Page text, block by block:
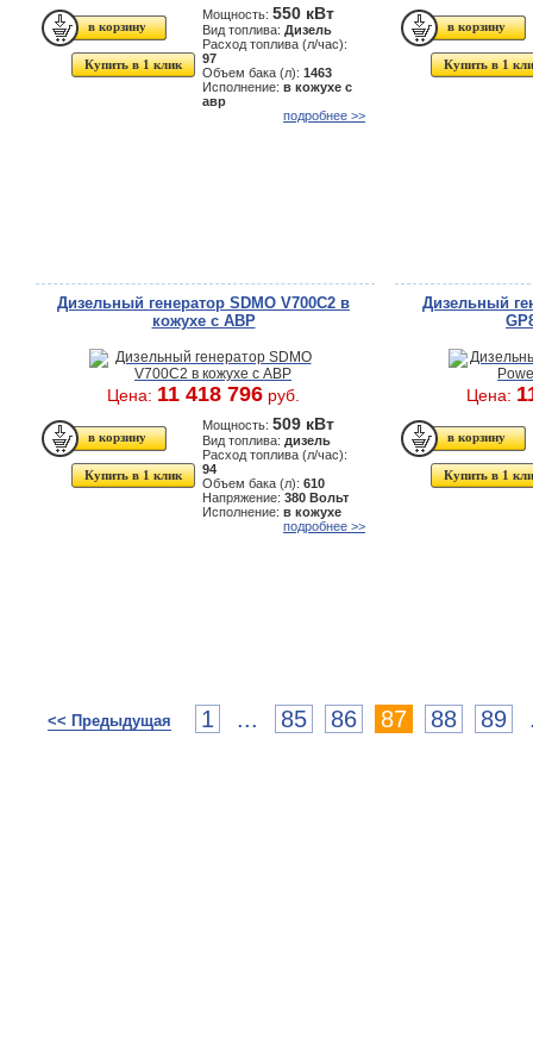
Купить в 1 клик
Мощность: 550 кВт
Вид топлива: Дизель
Расход топлива (л/час):
97
Объем бака (л): 1463
Исполнение: в кожухе с
авр
подробнее >>
Купить в 1
Дизельный генератор SDMO V700C2 в
кожухе с АВР
Цена: 11 418 796 руб.
Купить в 1 клик
Мощность: 509 кВт
Вид топлива: дизель
Расход топлива (л/час):
94
Объем бака (л): 610
Напряжение: 380 Вольт
Исполнение: в кожухе
подробнее >>
Дизельный
Цена:
Купить в 1
<< Предыдущая 1 ... 85 86 87 88 89